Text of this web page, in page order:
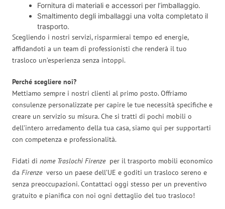
Fornitura di materiali e accessori per l’imballaggio.
Smaltimento degli imballaggi una volta completato il
trasporto.
Scegliendo i nostri servizi, risparmierai tempo ed energie,
affidandoti a un team di professionisti che renderà il tuo
trasloco un’esperienza senza intoppi.
Perché scegliere noi?
Mettiamo sempre i nostri clienti al primo posto. Offriamo
consulenze personalizzate per capire le tue necessità specifiche e
creare un servizio su misura. Che si tratti di pochi mobili o
dell’intero arredamento della tua casa, siamo qui per supportarti
con competenza e professionalità.
Fidati di nome Traslochi Firenze per il trasporto mobili economico
da Firenze verso un paese dell’UE e goditi un trasloco sereno e
senza preoccupazioni. Contattaci oggi stesso per un preventivo
gratuito e pianifica con noi ogni dettaglio del tuo trasloco!